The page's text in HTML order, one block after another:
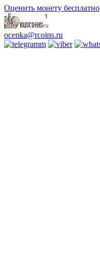
Оценить монету бесплатно
ocenka@rcoins.ru